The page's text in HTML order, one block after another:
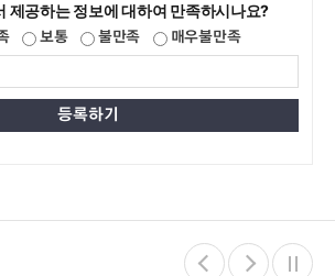
제공하는 정보에 대하여 만족하시나요?
보통 불만족 매우불만족